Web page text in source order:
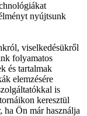
nyújtsunk
viselkedésükről
folyamatos
és tartalmak
elemzésére
is
keresztül
ha Ön már használja